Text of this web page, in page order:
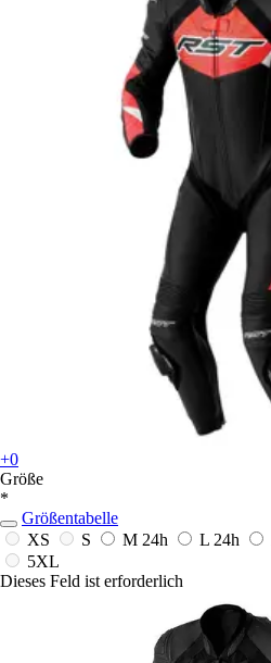
+0
Größe
*
Größentabelle
XS
S M 24h L 24h
5XL
Dieses Feld ist erforderlich